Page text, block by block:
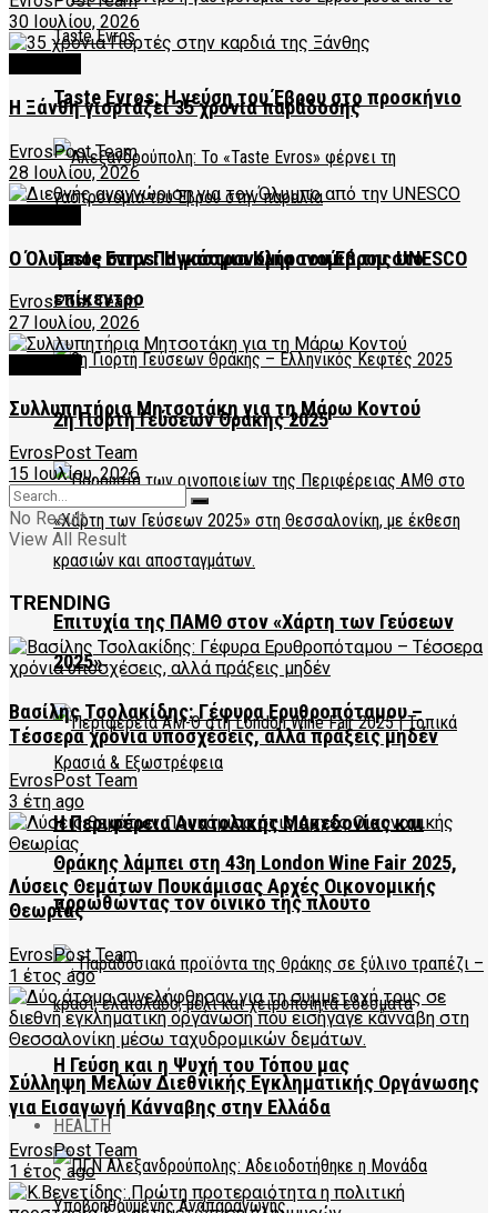
Taste Evros: Η γεύση του Έβρου στο προσκήνιο
Taste Evros: Η γαστρονομία του Έβρου στο
επίκεντρο
2η Γιορτή Γεύσεων Θράκης 2025
Επιτυχία της ΠΑΜΘ στον «Χάρτη των Γεύσεων
2025»
Η Περιφέρεια Ανατολικής Μακεδονίας και
Θράκης λάμπει στη 43η London Wine Fair 2025,
προωθώντας τον οινικό της πλούτο
Η Γεύση και η Ψυχή του Τόπου μας
HEALTH
30 Ιουλίου, 2026
Η Ξάνθη γιορτάζει 35 χρόνια παράδοσης
EvrosPost Team
28 Ιουλίου, 2026
Ο Όλυμπος στην Παγκόσμια Κληρονομιά της UNESCO
EvrosPost Team
27 Ιουλίου, 2026
Συλλυπητήρια Μητσοτάκη για τη Μάρω Κοντού
EvrosPost Team
15 Ιουλίου, 2026
No Result
View All Result
TRENDING
Βασίλης Τσολακίδης: Γέφυρα Ερυθροπόταμου –
Τέσσερα χρόνια υποσχέσεις, αλλά πράξεις μηδέν
EvrosPost Team
3 έτη ago
Λύσεις Θεμάτων Πουκάμισας Αρχές Οικονομικής
Θεωρίας
EvrosPost Team
1 έτος ago
Σύλληψη Μελών Διεθνικής Εγκληματικής Οργάνωσης
για Εισαγωγή Κάνναβης στην Ελλάδα
EvrosPost Team
1 έτος ago